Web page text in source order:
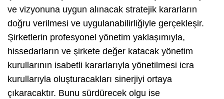
ve vizyonuna uygun alınacak stratejik kararların
doğru verilmesi ve uygulanabilirliğiyle gerçekleşir.
Şirketlerin profesyonel yönetim yaklaşımıyla,
hissedarların ve şirkete değer katacak yönetim
kurullarının isabetli kararlarıyla yönetilmesi icra
kurullarıyla oluşturacakları sinerjiyi ortaya
çıkaracaktır. Bunu sürdürecek olgu ise